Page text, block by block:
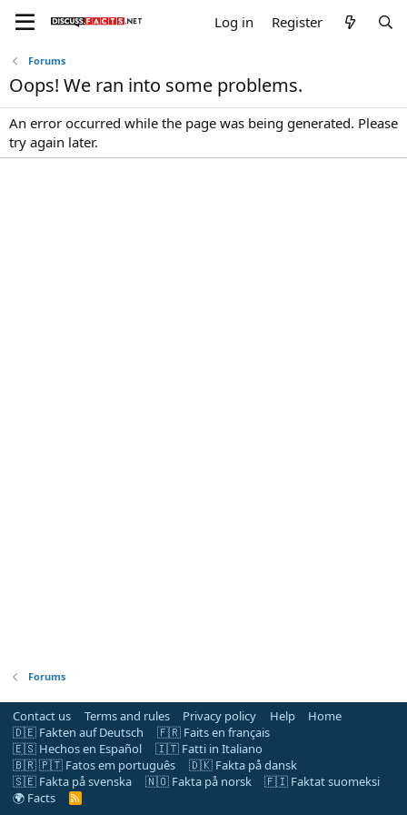
Log in Register
Forums
Oops! We ran into some problems.
An error occurred while the page was being generated. Please
try again later.
Forums
Contact us Terms and rules Privacy policy Help
Home
🇩🇪 Fakten auf Deutsch
🇫🇷 Faits en français
🇪🇸 Hechos en Español
🇮🇹 Fatti in Italiano
🇧🇷 🇵🇹 Fatos em português
🇩🇰 Fakta på dansk
🇸🇪 Fakta på svenska
🇳🇴 Fakta på norsk
🇫🇮 Faktat suomeksi
🌍 Facts
R